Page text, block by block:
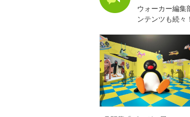
ウォーカー編集
ンテンツも続々！